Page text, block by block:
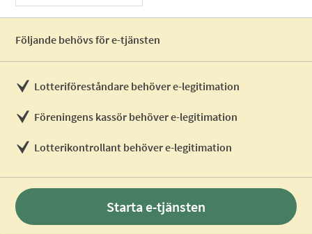
Följande behövs för e-tjänsten
Lotteriföreståndare behöver e-legitimation
Föreningens kassör behöver e-legitimation
Lotterikontrollant behöver e-legitimation
Starta e-tjänsten